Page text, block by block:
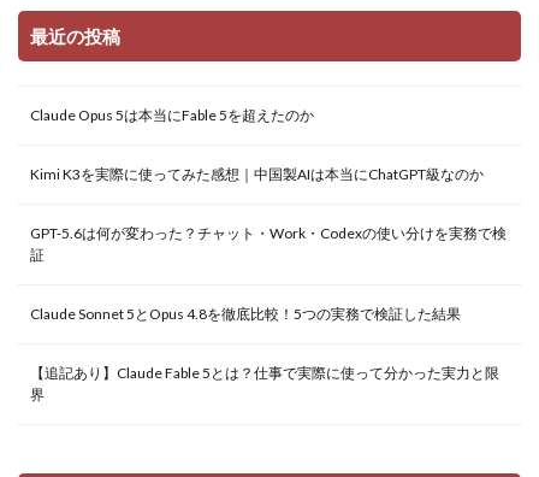
最近の投稿
Claude Opus 5は本当にFable 5を超えたのか
Kimi K3を実際に使ってみた感想｜中国製AIは本当にChatGPT級なのか
GPT-5.6は何が変わった？チャット・Work・Codexの使い分けを実務で検
証
Claude Sonnet 5とOpus 4.8を徹底比較！5つの実務で検証した結果
【追記あり】Claude Fable 5とは？仕事で実際に使って分かった実力と限
界